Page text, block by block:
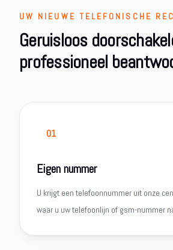
UW NIEUWE TELEFONISCHE
Geruisloos
professioneel
01
Eigen nummer
U krijgt een telefoonnummer uit onze
waar u uw telefoonlijn of gsm-nummer